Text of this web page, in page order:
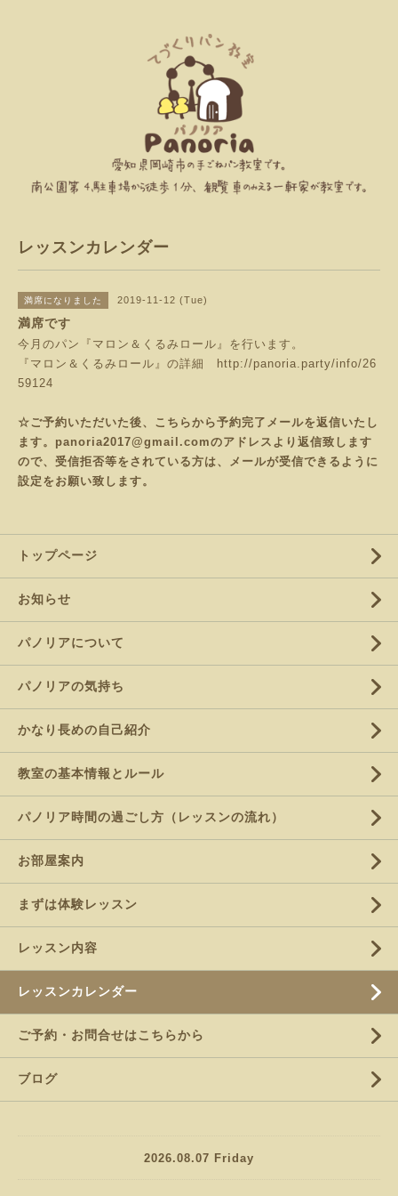
レッスンカレンダー
満席になりました 2019-11-12 (Tue)
満席です
今月のパン『マロン＆くるみロール』を行います。
『マロン＆くるみロール』の詳細
http://panoria.party/info/26
59124
☆ご予約いただいた後、こちらから予約完了メールを返信いたし
ます。panoria2017@gmail.comのアドレスより返信致します
ので、受信拒否等をされている方は、メールが受信できるように
設定をお願い致します。
トップページ
お知らせ
パノリアについて
パノリアの気持ち
かなり長めの自己紹介
教室の基本情報とルール
パノリア時間の過ごし方（レッスンの流れ）
お部屋案内
まずは体験レッスン
レッスン内容
レッスンカレンダー
ご予約・お問合せはこちらから
ブログ
2026.08.07 Friday